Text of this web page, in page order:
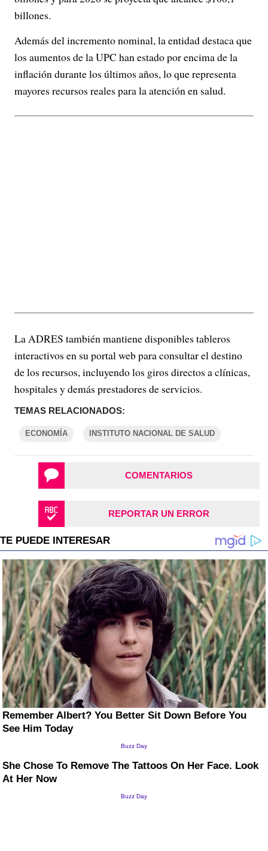
billones.
Además del incremento nominal, la entidad destaca que
los aumentos de la UPC han estado por encima de la
inflación durante los últimos años, lo que representa
mayores recursos reales para la atención en salud.
La ADRES también mantiene disponibles tableros
interactivos en su portal web para consultar el destino
de los recursos, incluyendo los giros directos a clínicas,
hospitales y demás prestadores de servicios.
TEMAS RELACIONADOS:
ECONOMÍA INSTITUTO NACIONAL DE SALUD
COMENTARIOS
REPORTAR UN ERROR